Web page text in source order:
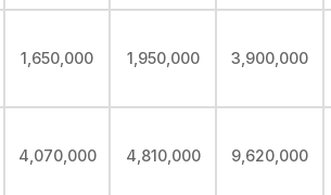
1,650,000 1,950,000 3,900,000
4,070,000 4,810,000 9,620,000